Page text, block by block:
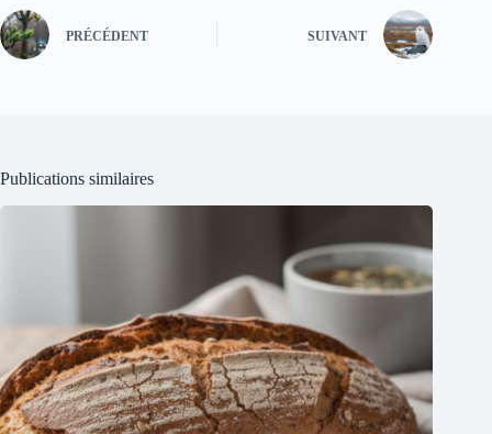
PRÉCÉDENT SUIVANT
Publications similaires